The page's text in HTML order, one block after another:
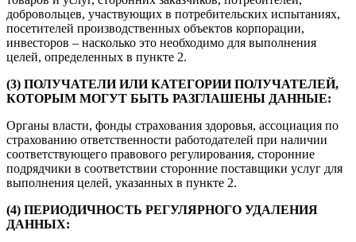
добровольцев, участвующих в потребительских испытаниях,
посетителей производственных объектов корпорации,
инвесторов – насколько это необходимо для выполнения
целей, определенных в пункте 2.
(3) ПОЛУЧАТЕЛИ ИЛИ КАТЕГОРИИ ПОЛУЧАТЕЛЕЙ,
КОТОРЫМ МОГУТ БЫТЬ РАЗГЛАШЕНЫ ДАННЫЕ:
Органы власти, фонды страхования здоровья, ассоциация по
страхованию ответственности работодателей при наличии
соответствующего правового регулирования, сторонние
подрядчики в соответствии сторонние поставщики услуг для
выполнения целей, указанных в пункте 2.
(4) ПЕРИОДИЧНОСТЬ РЕГУЛЯРНОГО УДАЛЕНИЯ
ДАННЫХ: